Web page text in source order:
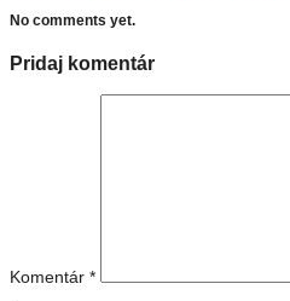
No comments yet.
Pridaj komentár
Komentár *